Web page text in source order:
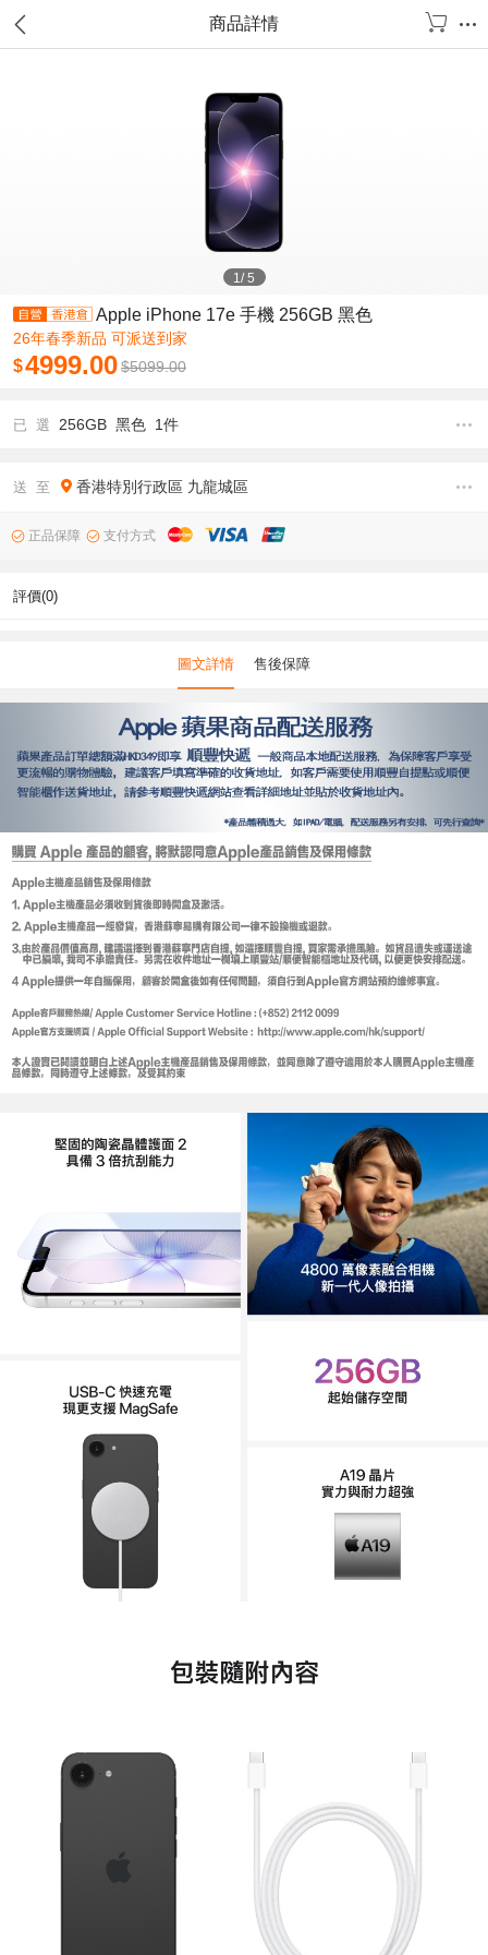
商品詳情
1/5
Apple iPhone 17e 手機 256GB 黑色
26年春季新品 可派送到家
$4999.00$5099.00
已 選 256GB 黑色 1件
送 至 香港特別行政區 九龍城區
正品保障 支付方式
評價(0)
圖文詳情 售後保障